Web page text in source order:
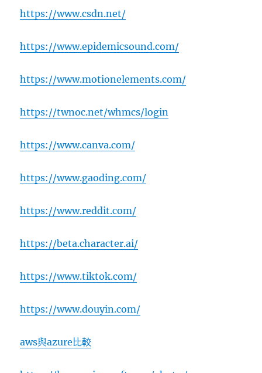
https://www.csdn.net/
https://www.epidemicsound.com/
https://www.motionelements.com/
https://twnoc.net/whmcs/login
https://www.canva.com/
https://www.gaoding.com/
https://www.reddit.com/
https://beta.character.ai/
https://www.tiktok.com/
https://www.douyin.com/
aws與azure比較